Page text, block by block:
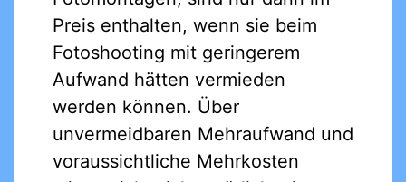
Preis enthalten, wenn sie beim
Fotoshooting mit geringerem
Aufwand hätten vermieden
werden können. Über
unvermeidbaren Mehraufwand und
voraussichtliche Mehrkosten